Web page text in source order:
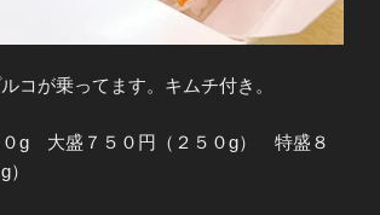
コが乗ってます。キムチ付き。
０g 大盛７５０円（２５０g） 特盛８
）